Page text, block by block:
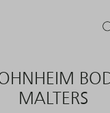
MALTERS